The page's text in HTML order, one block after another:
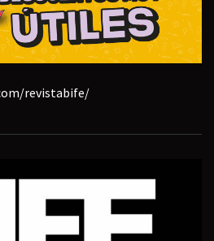
revistabife/